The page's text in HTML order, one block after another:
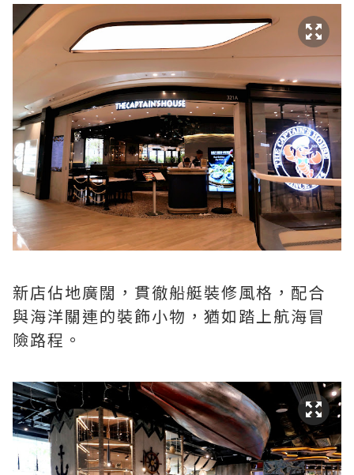
新店佔地廣闊，貫徹船艇裝修風格，配合
與海洋關連的裝飾小物，猶如踏上航海冒
險路程。